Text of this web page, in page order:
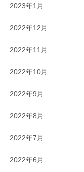
2023年1月
2022年12月
2022年11月
2022年10月
2022年9月
2022年8月
2022年7月
2022年6月